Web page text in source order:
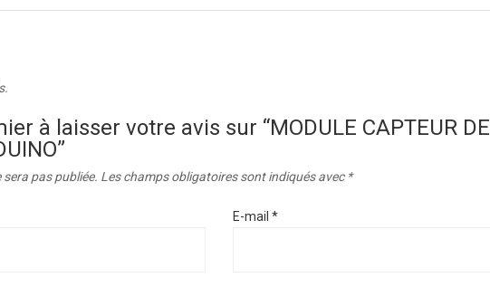
à laisser votre avis sur “MODULE CAPTEUR DE
sera pas publiée. Les champs obligatoires sont indiqués avec *
E-mail *